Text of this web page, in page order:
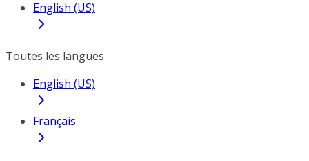
English (US)
Toutes les langues
English (US)
Français